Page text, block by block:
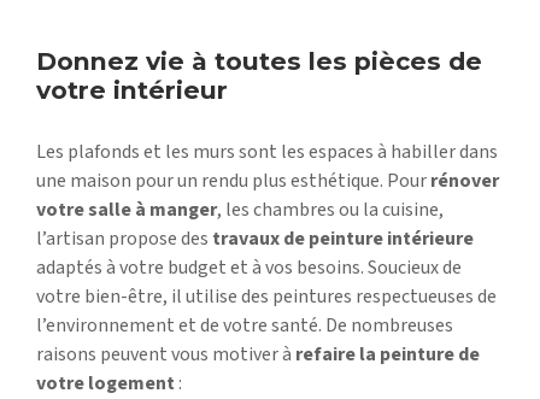
Donnez vie à toutes les pièces de
votre intérieur
Les plafonds et les murs sont les espaces à habiller dans
une maison pour un rendu plus esthétique. Pourrénover
votre salle à manger, les chambres ou la cuisine,
l’artisan propose des travaux de peinture intérieure
adaptés à votre budget et à vos besoins. Soucieux de
votre bien-être, il utilise des peintures respectueuses de
l’environnement et de votre santé. De nombreuses
raisons peuvent vous motiver à refaire la peinture de
votre logement :